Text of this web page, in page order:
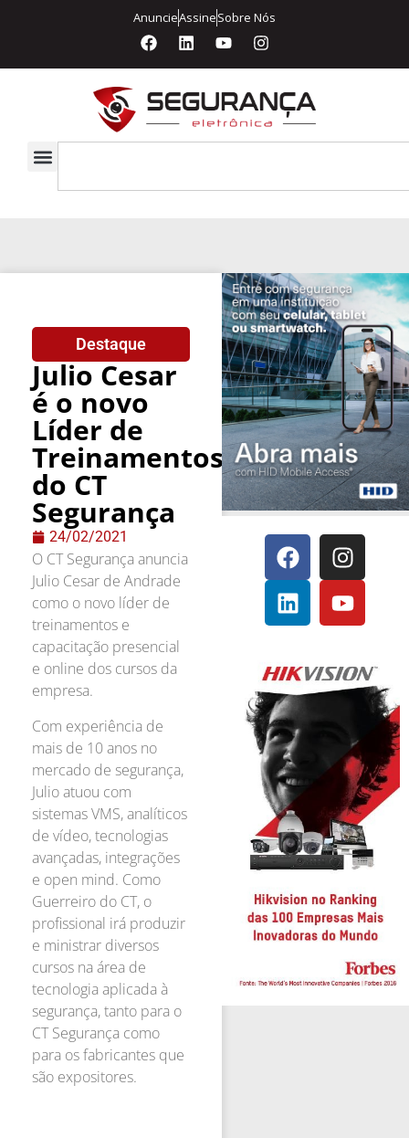
AnuncieAssineSobre Nós
Destaque
Julio Cesar
é o novo
Líder de
Treinamentos
do CT
Segurança
24/02/2021
O CT Segurança anuncia
Julio Cesar de Andrade
como o novo líder de
treinamentos e
capacitação presencial
e online dos cursos da
empresa.
Com experiência de
mais de 10 anos no
mercado de segurança,
Julio atuou com
sistemas VMS, analíticos
de vídeo, tecnologias
avançadas, integrações
e open mind. Como
Guerreiro do CT, o
profissional irá produzir
e ministrar diversos
cursos na área de
tecnologia aplicada à
segurança, tanto para o
CT Segurança como
para os fabricantes que
são expositores.